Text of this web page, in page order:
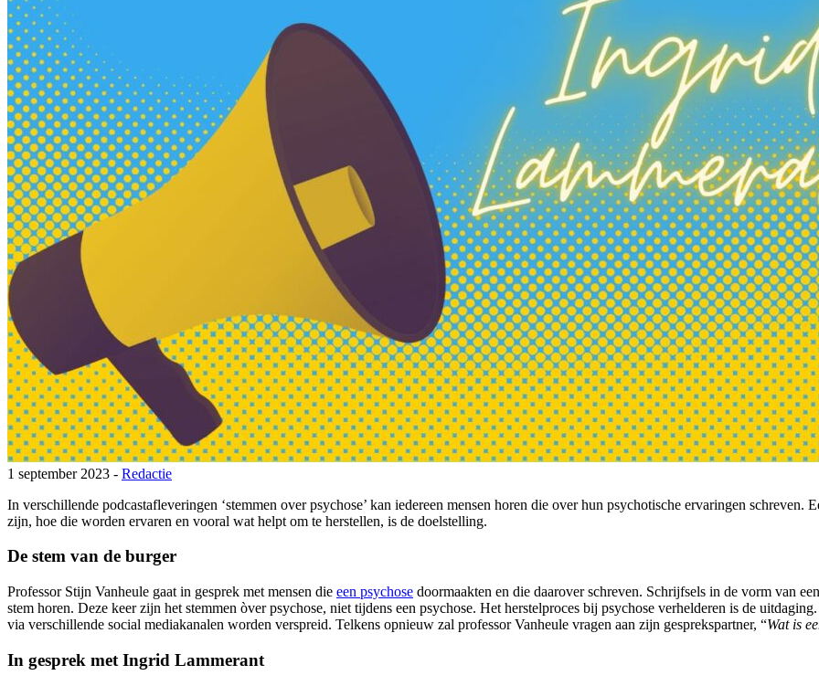
1 september 2023 - Redactie
In verschillende podcastafleveringen ‘stemmen over psychose’ kan iedereen mensen horen die over hun psychotische ervaringen
zijn, hoe die worden ervaren en vooral wat helpt om te herstellen, is de doelstelling.
De stem van de burger
Professor Stijn Vanheule gaat in gesprek met mensen die een psychose doormaakten en die daarover schreven. Schrijfsels in de vorm van
stem horen. Deze keer zijn het stemmen òver psychose, niet tijdens een psychose. Het herstelproces bij psychose verhelderen is de
via verschillende social mediakanalen worden verspreid. Telkens opnieuw zal professor Vanheule vragen aan zijn gesprekspartner, “Wat is
In gesprek met Ingrid Lammerant